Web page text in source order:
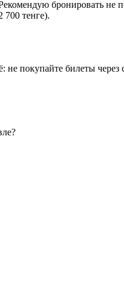
бронировать не
700 тенге).
покупайте билеты через